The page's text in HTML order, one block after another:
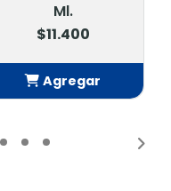
Ml.
$11.400
Agregar